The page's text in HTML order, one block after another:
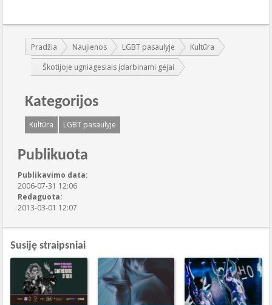
Jūs esate čia:
Pradžia Naujienos LGBT pasaulyje
Kultūra
Škotijoje ugniagesiais įdarbinami gėjai
Kategorijos
Kultūra LGBT pasaulyje
Publikuota
Publikavimo data:
2006-07-31 12:06
Redaguota:
2013-03-01 12:07
Susiję straipsniai